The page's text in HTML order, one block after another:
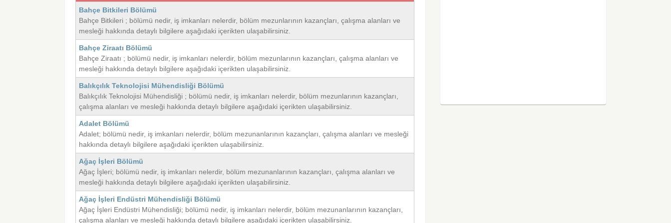
Bahçe Bitkileri Bölümü
Bahçe Bitkileri ; bölümü nedir, iş imkanları nelerdir, bölüm mezunlarının kazançları, çalışma alanları ve
mesleği hakkında detaylı bilgilere aşağıdaki içerikten ulaşabilirsiniz.
Bahçe Ziraatı Bölümü
Bahçe Ziraatı ; bölümü nedir, iş imkanları nelerdir, bölüm mezunlarının kazançları, çalışma alanları ve
mesleği hakkında detaylı bilgilere aşağıdaki içerikten ulaşabilirsiniz.
Balıkçılık Teknolojisi Mühendisliği Bölümü
Balıkçılık Teknolojisi Mühendisliği ; bölümü nedir, iş imkanları nelerdir, bölüm mezunlarının kazançları,
çalışma alanları ve mesleği hakkında detaylı bilgilere aşağıdaki içerikten ulaşabilirsiniz.
Adalet Bölümü
Adalet; bölümü nedir, iş imkanları nelerdir, bölüm mezunanlarının kazançları, çalışma alanları ve mesleği
hakkında detaylı bilgilere aşağıdaki içerikten ulaşabilirsiniz.
Ağaç İşleri Bölümü
Ağaç İşleri; bölümü nedir, iş imkanları nelerdir, bölüm mezunanlarının kazançları, çalışma alanları ve
mesleği hakkında detaylı bilgilere aşağıdaki içerikten ulaşabilirsiniz.
Ağaç İşleri Endüstri Mühendisliği Bölümü
Ağaç İşleri Endüstri Mühendisliği; bölümü nedir, iş imkanları nelerdir, bölüm mezunanlarının kazançları,
çalışma alanları ve mesleği hakkında detaylı bilgilere aşağıdaki içerikten ulaşabilirsiniz.